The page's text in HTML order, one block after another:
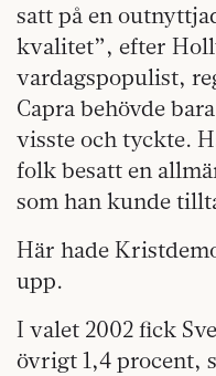
satt på en
kvalitet”, efter
vardagspopulist,
Capra behövde
visste och tyckte.
folk besatt en
som han kunde
Här hade
upp.
I valet 2002 fick
övrigt 1,4 procent,